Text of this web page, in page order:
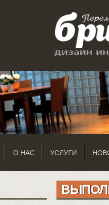
О НАС УСЛУГИ